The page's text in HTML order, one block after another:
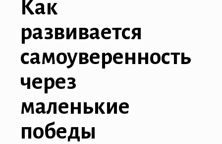
Как
развивается
самоуверенность
через
маленькие
победы